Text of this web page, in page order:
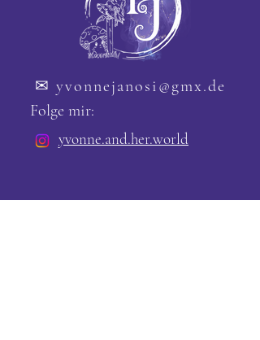
✉ yvonnejanosi@gmx.de
Folge mir:
yvonne.and.her.world